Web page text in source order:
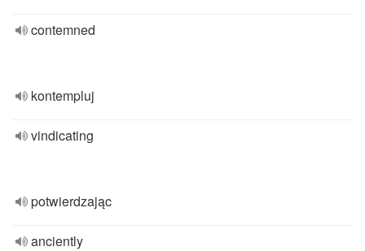
contemned
kontempluj
vindicating
potwierdzając
anciently